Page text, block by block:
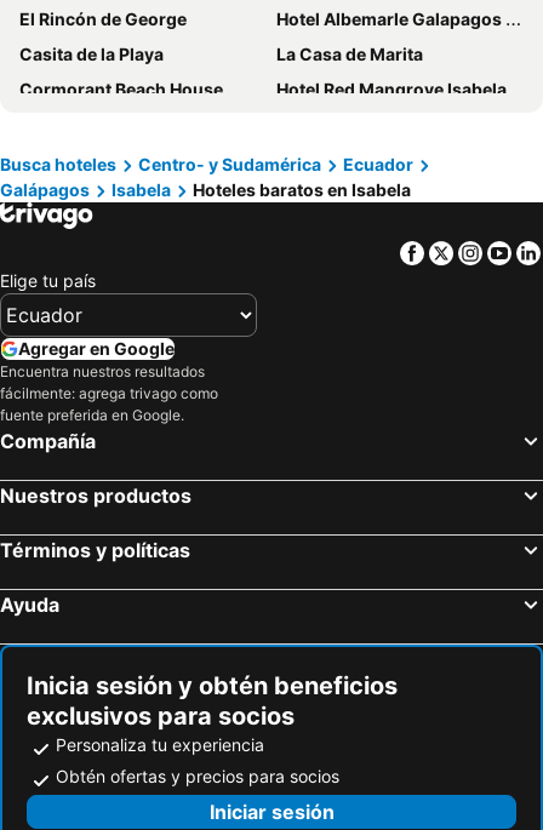
El Rincón de George
Hotel Albemarle Galapagos Beachfront
Casita de la Playa
La Casa de Marita
Cormorant Beach House
Hotel Red Mangrove Isabela Lodge
Hostal Muro De Las Lagrimas with high speed internet Starlink
Gran Hostal Tintorera
The Wooden House Hotel
La Isla Del Descanso
Cally Galapagos
Iguana Crossing Boutique
Cartago Bay
Hotel Cally
Hospedaje Janet
Neptuno
Mi Playa Beach Front Isabela
Busca hoteles Centro- y Sudamérica
Ecuador
Galápagos
Isabela Hoteles baratos en Isabela
Facebook
Twitter
Elige tu país
Agregar en Google
Encuentra nuestros resultados
fácilmente: agrega trivago como
fuente preferida en Google.
Compañía
Nuestros productos
Términos y políticas
Ayuda
Inicia sesión y obtén beneficios
exclusivos para socios
Personaliza tu experiencia
Obtén ofertas y precios para socios
Iniciar sesión